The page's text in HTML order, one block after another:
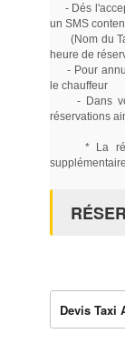
- Dés
un SMS
(Nom du
heure de
- Pour
le chauffeur
- Dans
réservations
* La
Devis Taxi